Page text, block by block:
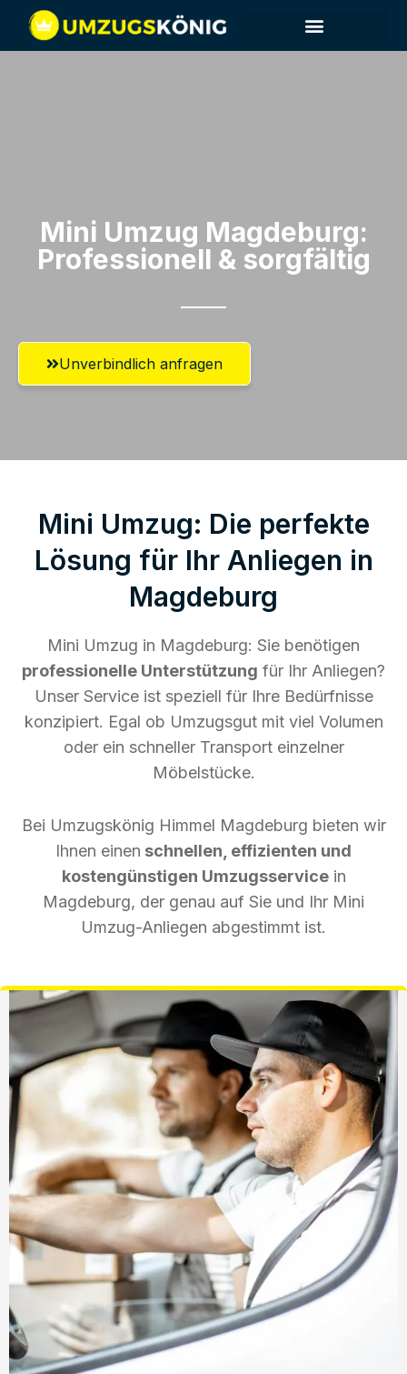
Mini Umzug Magdeburg:
Professionell & sorgfältig
Unverbindlich anfragen
Mini Umzug: Die perfekte
Lösung für Ihr Anliegen in
Magdeburg
Mini Umzug in Magdeburg: Sie benötigen
professionelle Unterstützung für Ihr Anliegen?
Unser Service ist speziell für Ihre Bedürfnisse
konzipiert. Egal ob Umzugsgut mit viel Volumen
oder ein schneller Transport einzelner
Möbelstücke.
Bei Umzugskönig Himmel Magdeburg bieten wir
Ihnen einen schnellen, effizienten und
kostengünstigen Umzugsservicein
Magdeburg, der genau auf Sie und Ihr Mini
Umzug-Anliegen abgestimmt ist.